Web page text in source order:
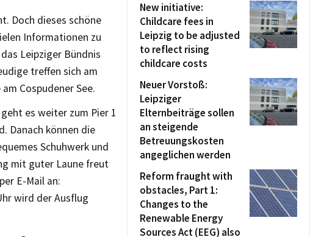
Doch dieses schöne
Informationen zu
Leipziger Bündnis
treffen sich am
Cospudener See.
es weiter zum Pier 1
Danach können die
Schuhwerk und
mit guter Laune freut
E-Mail an:
wird der Ausflug
New initiative:
Childcare fees in
Leipzig to be adjusted
to reflect rising
childcare costs
Neuer Vorstoß:
Leipziger
Elternbeiträge sollen
an steigende
Betreuungskosten
angeglichen werden
Reform fraught with
obstacles, Part 1:
Changes to the
Renewable Energy
Sources Act (EEG) also